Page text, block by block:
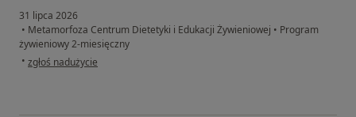
31 lipca 2026
• Metamorfoza Centrum Dietetyki i Edukacji Żywieniowej • Program
żywieniowy 2-miesięczny
• w opinii użytkownika Helena K.
zgłoś nadużycie